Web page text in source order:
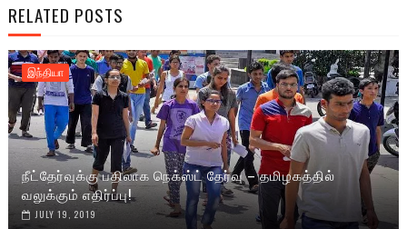
RELATED POSTS
இந்தியா
நீட்தேர்வுக்கு பதிலாக நெக்ஸ்ட் தேர்வு – தமிழகத்தில்
வலுக்கும் எதிர்ப்பு!
JULY 19, 2019